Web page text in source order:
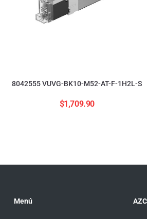
8042555 VUVG-BK10-M52-AT-F-1H2L-S
$1,709.90
Menú